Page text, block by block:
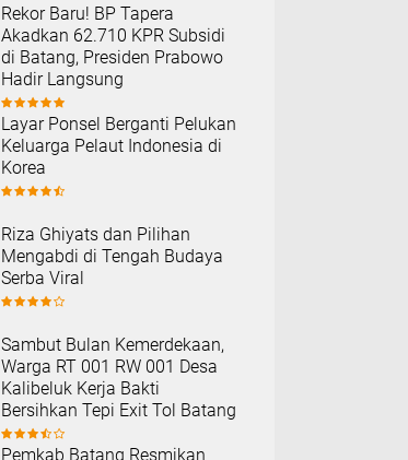
Rekor Baru! BP Tapera
Akadkan 62.710 KPR Subsidi
di Batang, Presiden Prabowo
Hadir Langsung
Layar Ponsel Berganti Pelukan
Keluarga Pelaut Indonesia di
Korea
Riza Ghiyats dan Pilihan
Mengabdi di Tengah Budaya
Serba Viral
Sambut Bulan Kemerdekaan,
Warga RT 001 RW 001 Desa
Kalibeluk Kerja Bakti
Bersihkan Tepi Exit Tol Batang
Pemkab Batang Resmikan